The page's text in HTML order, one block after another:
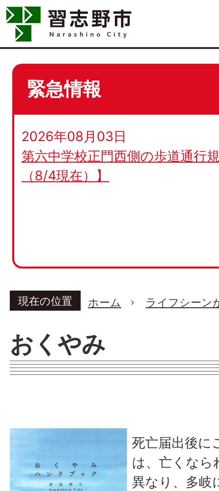
緊急情報
2026年08月03日
第六中学校正門西側の歩道通行
（8/4現在）】
現在の位置 ホーム ライフシーン
おくやみ
死亡届出後に
は、亡くなら
異なり、多岐